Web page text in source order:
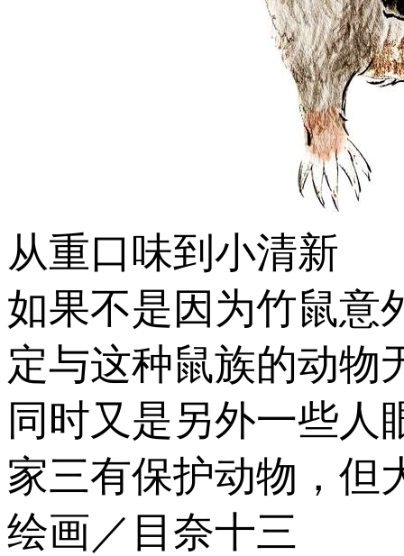
从重口味到小清新
如果不是因为竹鼠意
定与这种鼠族的动物
同时又是另外一些人
家三有保护动物，但
绘画／目奈十三